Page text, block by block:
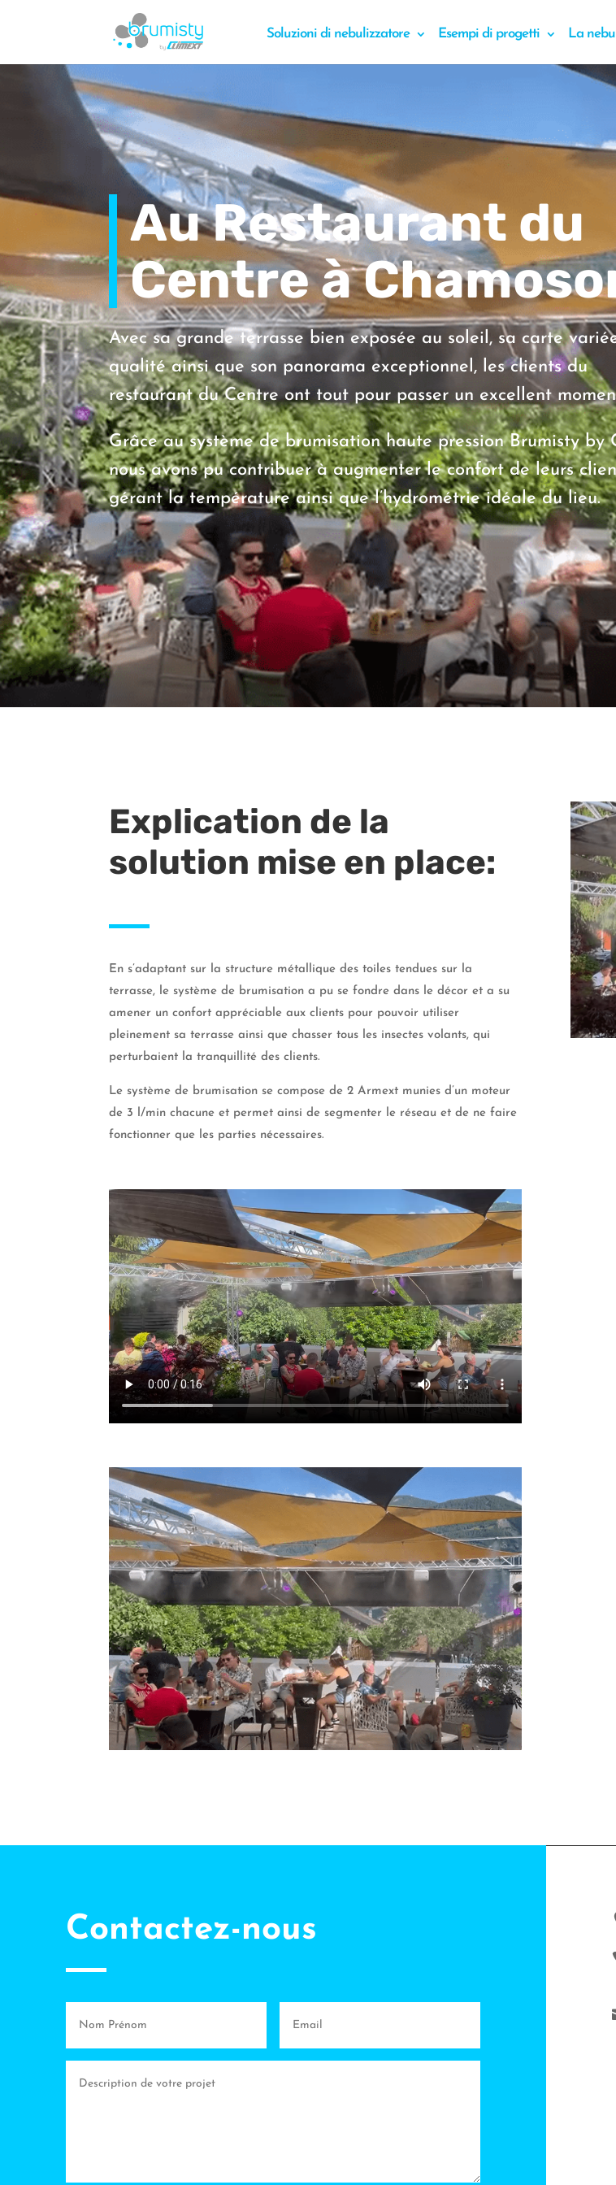
Soluzioni di nebulizzatore Esempi di progetti La
Au Restaurant du
Centre à
Avec sa grande terrasse bien exposée au soleil, sa carte
qualité ainsi que son panorama exceptionnel, les clients du
restaurant du Centre ont tout pour passer un excellent
Grâce au système de brumisation haute pression Brumisty by
nous avons pu contribuer à augmenter le confort de leurs
gérant la température ainsi que l’hydrométrie idéale du lieu.
Explication de la
solution mise en place:
En s’adaptant sur la structure métallique des toiles tendues sur la
terrasse, le système de brumisation a pu se fondre dans le décor et a su
amener un confort appréciable aux clients pour pouvoir utiliser
pleinement sa terrasse ainsi que chasser tous les insectes volants, qui
perturbaient la tranquillité des clients.
Le système de brumisation se compose de 2 Armext munies d’un moteur
de 3 l/min chacune et permet ainsi de segmenter le réseau et de ne faire
fonctionner que les parties nécessaires.
Contactez-nous